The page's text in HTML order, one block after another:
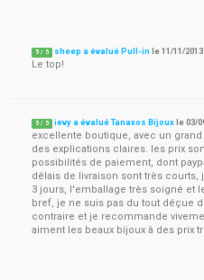
5 / 5 sheep a évalué Pull-in le11/11/2013
Le top!
5 / 5 ievy a évalué Tanaxos Bijoux le03/
excellente boutique, avec un
des explications claires. les prix
possibilités de paiement, dont
délais de livraison sont très
3 jours, l'emballage très soigné et
bref, je ne suis pas du tout déçue
contraire et je recommande
aiment les beaux bijoux à des prix